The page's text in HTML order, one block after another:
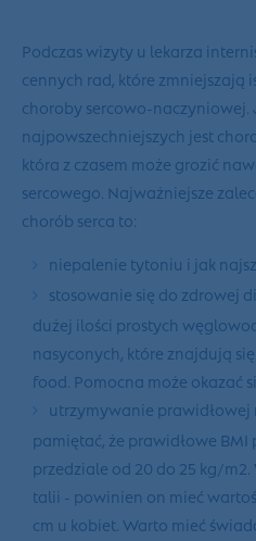
Podczas wizyty u lekarza
cennych rad, które zmniejszają
choroby sercowo-naczyniowej.
najpowszechniejszych jest
która z czasem może grozić
sercowego. Najważniejsze
chorób serca to:
niepalenie tytoniu i jak
stosowanie się do zdrowej
dużej ilości prostych
nasyconych, które znajdują
food. Pomocna może okazać
utrzymywanie prawidłowej
pamiętać, że prawidłowe
przedziale od 20 do 25 kg/
talii - powinien on mieć
cm u kobiet. Warto mieć